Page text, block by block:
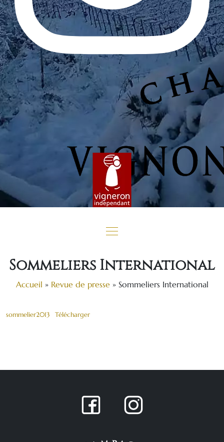
Sommeliers International
Accueil » Revue de presse» Sommeliers International
sommelier2013 Télécharger